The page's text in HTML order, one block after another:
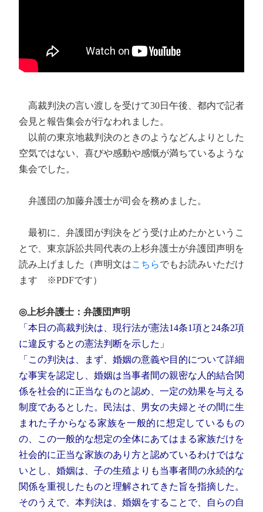
高裁判決の言い渡しを受けて30日午後、都内で記者
会見と報告集会が行なわれました。
以前の東京地裁判決のときのようなどんよりとした
空気ではない、喜びや感動や感慨が満ちているような
集会でした。
弁護団の加藤弁護士が司会を務めました。
最初に、弁護団が判決をどう受け止めたかというこ
とで、東京訴訟共同代表の上杉弁護士が弁護団声明を
読み上げました（声明文はこちらでもお読みいただけ
ます ※PDFです）
◎上杉弁護士：弁護団声明
「本日の高裁判決は、現行法が憲法14条1項と24条2項
に違反するとの憲法判断を示した」
「この判決は、まず、婚姻の意義や目的について詳細
な事実を認定し、婚姻は当事者間の親密な人的結合関
係を社会的に正当なものと認め、一定の効果を与える
制度であるとした。民法は、男女の夫婦とその間に生
まれた子からなる家族を一般的に想定しているもの
の、この一般的な想定の全体にあてはまる家族だけを
社会的に正当な家族のあり方と認めているわけではな
いとし、婚姻は、子の生殖よりも当事者間の永続的な
関係を重視したものと理解されてきた旨を指摘した。
そのうえで、本判決は、婚姻をすることで、自らの自